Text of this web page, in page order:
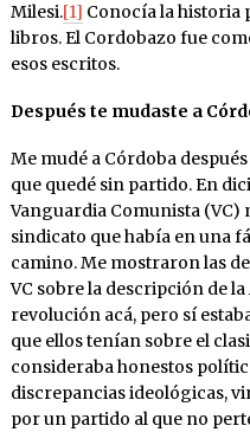
Milesi.[1] Conocía la historia
libros. El Cordobazo fue
esos escritos.
Después te mudaste a
Me mudé a Córdoba
que quedé sin partido. En
Vanguardia Comunista (VC)
sindicato que había en una
camino. Me mostraron las
VC sobre la descripción de
revolución acá, pero sí
que ellos tenían sobre el
consideraba honestos
discrepancias ideológicas,
por un partido al que no